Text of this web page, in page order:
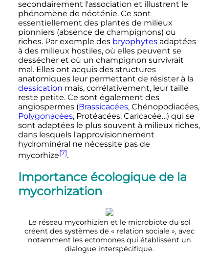
secondairement l'association et illustrent le
phénomène de néoténie. Ce sont
essentiellement des plantes de milieux
pionniers (absence de champignons) ou
riches. Par exemple des bryophytesadaptées
à des milieux hostiles, où elles peuvent se
dessécher et où un champignon survivrait
mal. Elles ont acquis des structures
anatomiques leur permettant de résister à la
dessication mais, corrélativement, leur taille
reste petite. Ce sont également des
angiospermes (Brassicacées, Chénopodiacées,
Polygonacées, Protéacées, Caricacée…) qui se
sont adaptées le plus souvent à milieux riches,
dans lesquels l'approvisionnement
hydrominéral ne nécessite pas de
mycorhize[7].
Importance écologique de la
mycorhization
Le réseau mycorhizien et le microbiote du sol
créent des systèmes de « relation sociale », avec
notamment les ectomones qui établissent un
dialogue interspécifique.